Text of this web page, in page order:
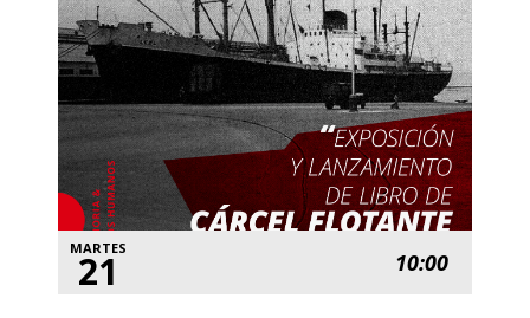
MARTES
21 10:00